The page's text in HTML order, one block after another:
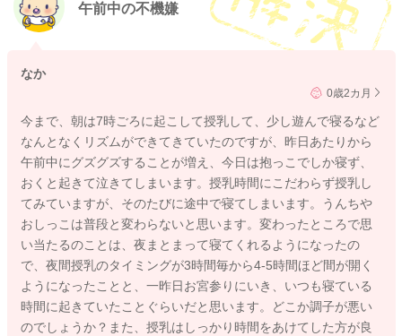
午前中の不機嫌
なか
0歳2カ月
今まで、朝は7時ごろに起こして授乳して、少し遊んで寝るなど
なんとなくリズムができてきていたのですが、昨日あたりから
午前中にグズグズすることが増え、今日は抱っこでしか寝ず、
おくと起きて泣きてしまいます。授乳時間にこだわらず授乳し
てみていますが、そのたびに途中で寝てしまいます。うんちや
おしっこは普段と変わらないと思います。変わったところで思
い当たるのことは、夜まとまって寝てくれるようになったの
で、夜間授乳のタイミングが3時間毎から4-5時間ほど間が開く
ようになったことと、一昨日お宮参りにいき、いつも寝ている
時間に起きていたことぐらいだと思います。どこか調子が悪い
のでしょうか？また、授乳はしっかり時間をあけてした方が良